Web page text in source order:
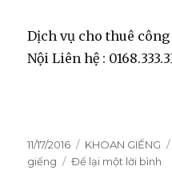
Dịch vụ cho thuê
Nội Liên hệ :
Đăng
vào
11/17/2016
Danh
mục
KHOAN GIẾNG
giếng
Để lại một lời bình